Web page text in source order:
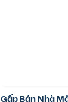
Gấp Bán Nhà